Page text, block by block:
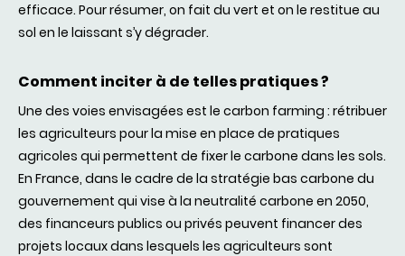
efficace. Pour résumer, on fait du vert et on le restitue au
sol en le laissant s’y dégrader.
Comment inciter à de telles pratiques ?
Une des voies envisagées est le carbon farming : rétribuer
les agriculteurs pour la mise en place de pratiques
agricoles qui permettent de fixer le carbone dans les sols.
En France, dans le cadre de la stratégie bas carbone du
gouvernement qui vise à la neutralité carbone en 2050,
des financeurs publics ou privés peuvent financer des
projets locaux dans lesquels les agriculteurs sont